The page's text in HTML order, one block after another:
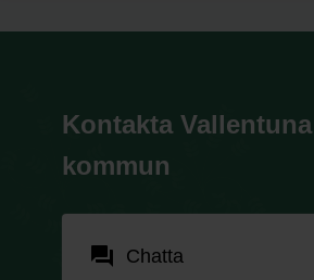
Kontakta Vallentuna
kommun
forum Chatta